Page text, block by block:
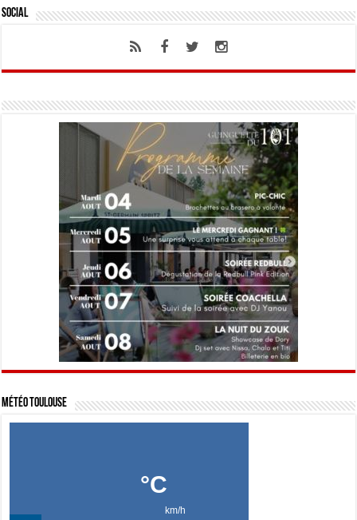
Social
Météo Toulouse